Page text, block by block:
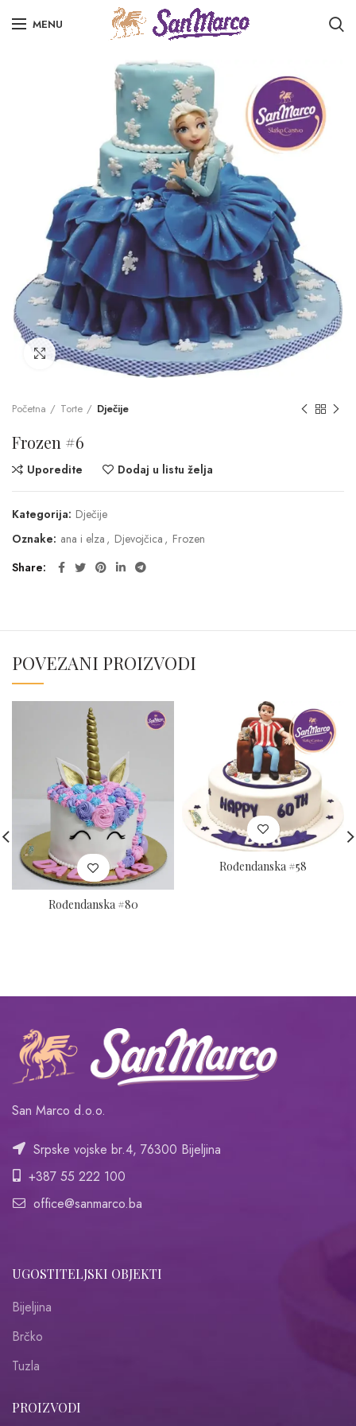
MENU
Click to enlarge
Početna Torte Dječije
Frozen #6
Uporedite Dodaj u listu želja
Kategorija: Dječije
Oznake: ana i elza , Djevojčica , Frozen
Share
POVEZANI PROIZVODI
Rođendanska #80
Rođendanska #58
San Marco d.o.o.
Srpske vojske br.4, 76300 Bijeljina
+387 55 222 100
office@sanmarco.ba
UGOSTITELJSKI OBJEKTI
Bijeljina
Brčko
Tuzla
PROIZVODI